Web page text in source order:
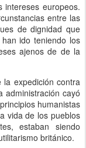
intereses europeos.
entre las
de dignidad que
ido teniendo los
ajenos de de la
la expedición contra
administración cayó
humanistas
vida de los pueblos
estaban siendo
británico.